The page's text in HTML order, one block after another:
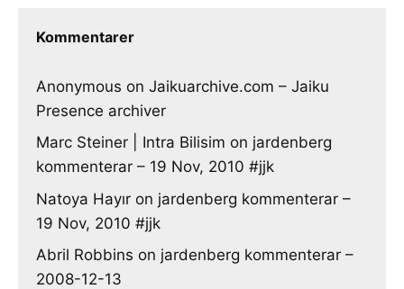
Kommentarer
Anonymous on Jaikuarchive.com – Jaiku
Presence archiver
Marc Steiner | Intra Bilisim on jardenberg
kommenterar – 19 Nov, 2010 #jjk
Natoya Hayır on jardenberg kommenterar –
19 Nov, 2010 #jjk
Abril Robbins on jardenberg kommenterar –
2008-12-13